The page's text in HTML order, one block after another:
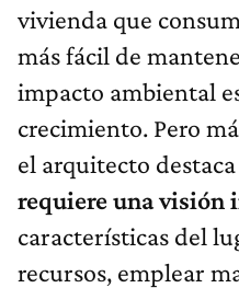
vivienda que
más fácil de
impacto ambiental
crecimiento. Pero
el arquitecto
requiere una visión
características del
recursos, emplear